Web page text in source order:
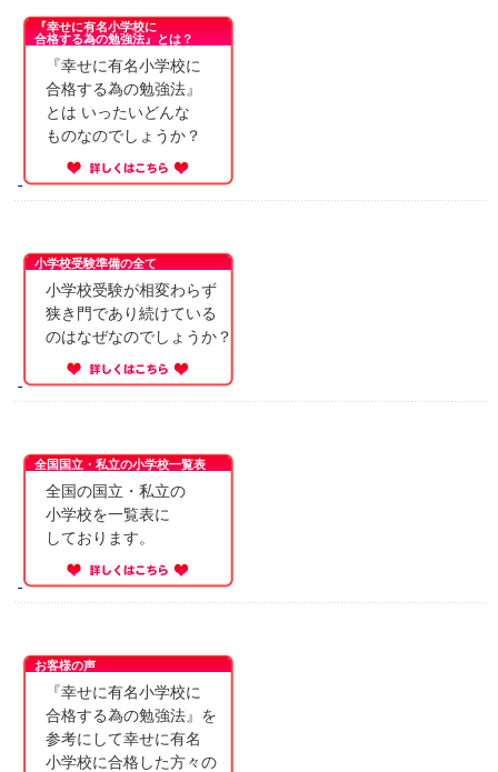
『幸せに有名小学校に
合格する為の勉強法』とは？
『幸せに有名小学校に
合格する為の勉強法』
とは いったいどんな
ものなのでしょうか？
小学校受験準備の全て
小学校受験が相変わらず
狭き門であり続けている
のはなぜなのでしょうか？
全国国立・私立の小学校一覧表
全国の国立・私立の
小学校を一覧表に
しております。
お客様の声
『幸せに有名小学校に
合格する為の勉強法』を
参考にして幸せに有名
小学校に合格した方々の